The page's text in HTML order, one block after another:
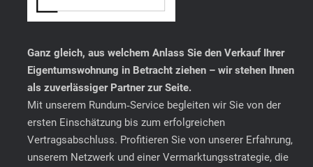
Ganz gleich, aus welchem Anlass Sie den Verkauf Ihrer
Eigentumswohnung in Betracht ziehen – wir stehen Ihnen
als zuverlässiger Partner zur Seite.
Mit unserem Rundum‑Service begleiten wir Sie von der
ersten Einschätzung bis zum erfolgreichen
Vertragsabschluss. Profitieren Sie von unserer Erfahrung,
unserem Netzwerk und einer Vermarktungsstrategie, die